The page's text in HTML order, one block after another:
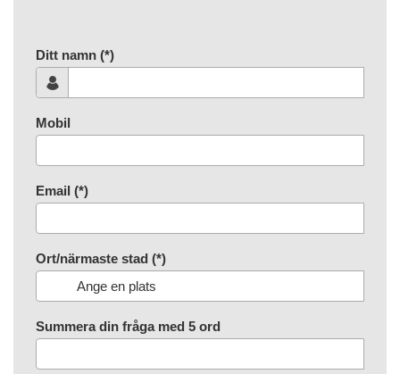
Ditt namn (*)
Mobil
Email (*)
Ort/närmaste stad (*)
Summera din fråga med 5 ord